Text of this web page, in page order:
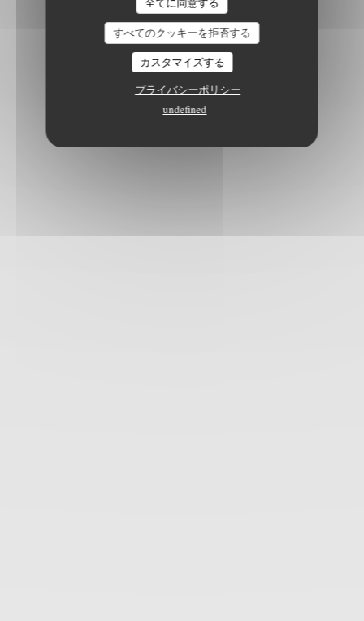
すべてのクッキーを拒否する
カスタマイズする
プライバシーポリシー
undefined